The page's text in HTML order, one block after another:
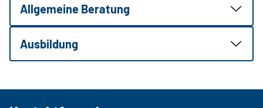
Allgemeine Beratung
Ausbildung